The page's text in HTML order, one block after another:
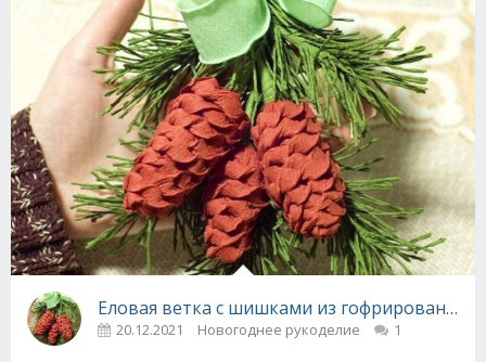
Еловая ветка с шишками из гофрированной
20.12.2021 Новогоднее рукоделие 1